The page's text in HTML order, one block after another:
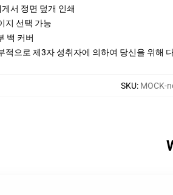
서 정면 덮개 인쇄
지 선택 가능
백 커버
적으로 제3자 성취자에 의하여 당신을 위해
SKU: MOCK-